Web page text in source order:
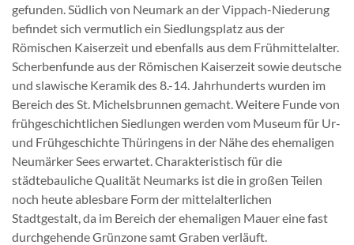
gefunden. Südlich von Neumark an der Vippach-Niederung
befindet sich vermutlich ein Siedlungsplatz aus der
Römischen Kaiserzeit und ebenfalls aus dem Frühmittelalter.
Scherbenfunde aus der Römischen Kaiserzeit sowie deutsche
und slawische Keramik des 8.-14. Jahrhunderts wurden im
Bereich des St. Michelsbrunnen gemacht. Weitere Funde von
frühgeschichtlichen Siedlungen werden vom Museum für Ur-
und Frühgeschichte Thüringens in der Nähe des ehemaligen
Neumärker Sees erwartet. Charakteristisch für die
städtebauliche Qualität Neumarks ist die in großen Teilen
noch heute ablesbare Form der mittelalterlichen
Stadtgestalt, da im Bereich der ehemaligen Mauer eine fast
durchgehende Grünzone samt Graben verläuft.